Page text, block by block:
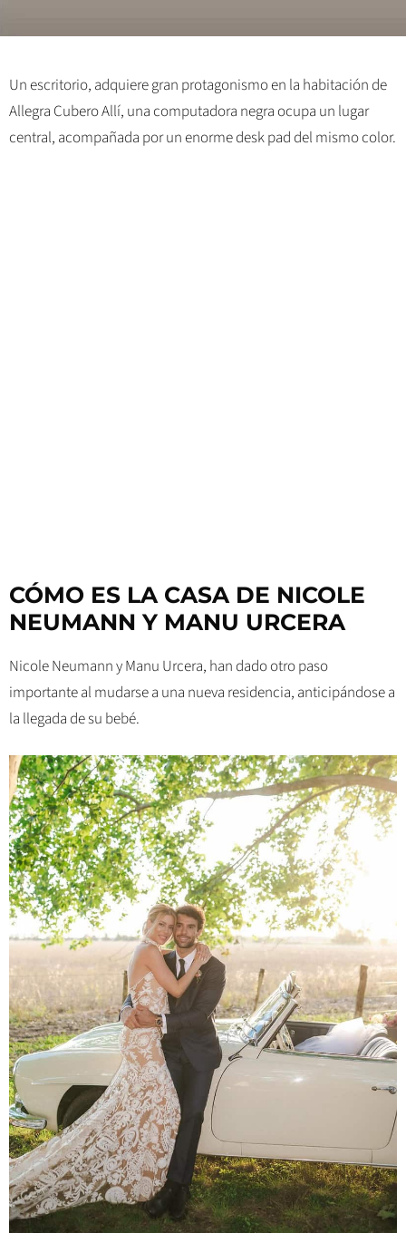
Un escritorio, adquiere gran protagonismo en la habitación de
Allegra Cubero Allí, una computadora negra ocupa un lugar
central, acompañada por un enorme desk pad del mismo color.
CÓMO ES LA CASA DE NICOLE
NEUMANN Y MANU URCERA
Nicole Neumann y Manu Urcera, han dado otro paso
importante al mudarse a una nueva residencia, anticipándose a
la llegada de su bebé.